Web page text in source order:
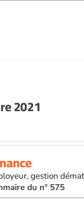
2021
gestion
du n° 575